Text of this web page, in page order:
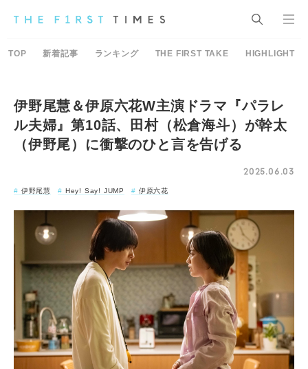
TOP 新着記事 ランキング THE FIRST TAKE HIGHLIGHT
伊野尾慧＆伊原六花W主演ドラマ『パラレ
ル夫婦』第10話、田村（松倉海斗）が幹太
（伊野尾）に衝撃のひと言を告げる
2025.06.03
伊野尾慧 Hey! Say! JUMP 伊原六花